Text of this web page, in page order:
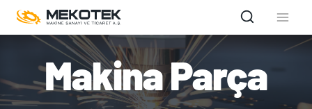
Skip
content
Makina Parça